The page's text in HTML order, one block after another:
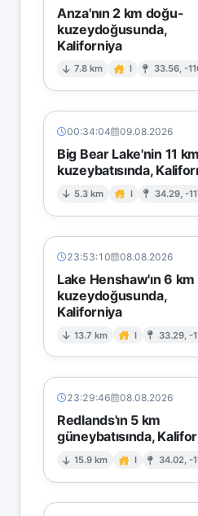
Anza'nın 2 km doğu-
kuzeydoğusunda,
Kaliforniya
7.8 km I 33.56, -
00:34:04 09.08.2026
Big Bear Lake'nin 11
kuzeybatısında,
5.3 km I 34.29, -
23:53:10 08.08.2026
Lake Henshaw'ın 6 km
kuzeydoğusunda,
Kaliforniya
13.7 km I 33.29, -
23:29:46 08.08.2026
Redlands'ın 5 km
güneybatısında,
15.9 km I 34.02, -